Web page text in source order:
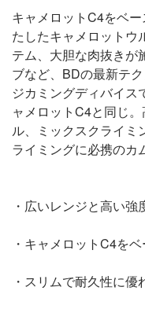
キャメロットC4をベ
たしたキャメロットウ
テム、大胆な肉抜きが
ブなど、BDの最新テ
ジカミングディバイス
ャメロットC4と同じ
ル、ミックスクライミ
ライミングに必携のカ
・広いレンジと高い
・キャメロットC4を
・スリムで耐久性に